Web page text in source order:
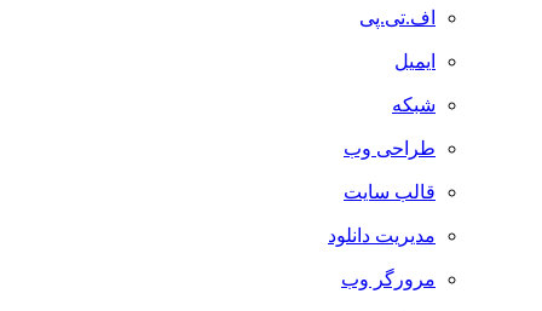
اف.تی.پی
ایمیل
شبکه
طراحی وب
قالب سایت
مدیریت دانلود
مرورگر وب